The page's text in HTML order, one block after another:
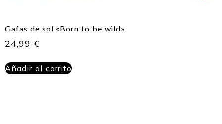
Gafas de sol «Born to be wild»
24,99 €
Añadir al carrito